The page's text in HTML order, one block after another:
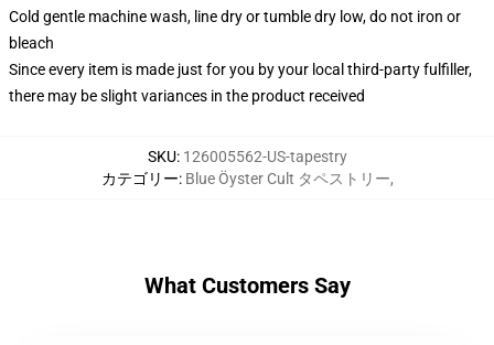
Cold gentle machine wash, line dry or tumble dry low, do not iron or
bleach
Since every item is made just for you by your local third-party fulfiller,
there may be slight variances in the product received
SKU: 126005562-US-tapestry
カテゴリー: Blue Öyster Cult タペストリー,
What Customers Say